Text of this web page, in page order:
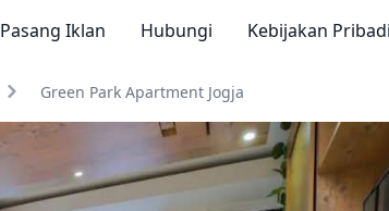
Pasang Iklan Hubungi Kebijakan Pribadi
Green Park Apartment Jogja